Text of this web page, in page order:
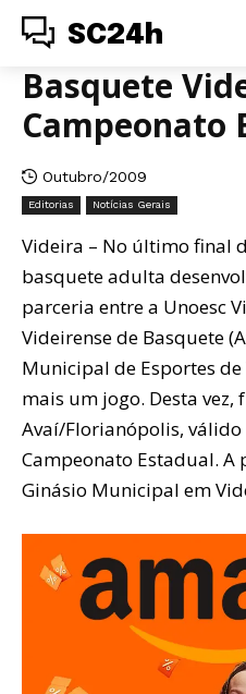
SC24h
Basquete
Campeonato
Outubro/2009
Editorias Notícias Gerais
Videira – No último final
basquete adulta
parceria entre a Unoesc
Videirense de Basquete
Municipal de Esportes
mais um jogo. Desta vez,
Avaí/Florianópolis,
Campeonato Estadual. A
Ginásio Municipal em